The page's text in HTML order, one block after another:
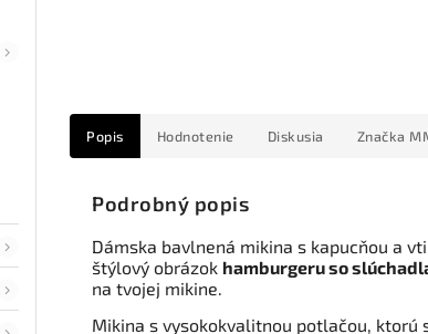
Popis Hodnotenie Diskusia Značka
Podrobný popis
Dámska bavlnená mikina s kapucňou a
štýlový obrázok hamburgeru so
na tvojej mikine.
Mikina s vysokokvalitnou potlačou, ktorú